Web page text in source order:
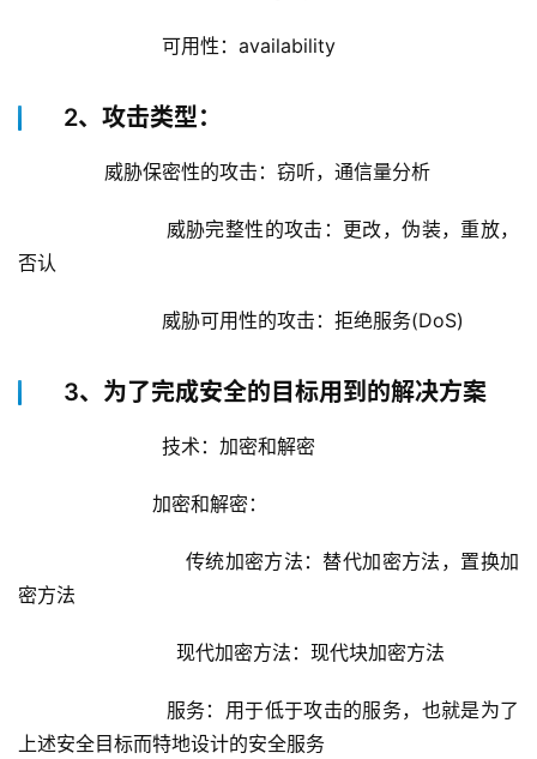
		        可用性：availability
2、攻击类型：
威胁保密性的攻击：窃听，通信量分析
否认
		        威胁可用性的攻击：拒绝服务(DoS)
3、为了完成安全的目标用到的解决方案
		        技术：加密和解密
加密和解密：
传统加密方法：替代加密方法，置换加
密方法
现代加密方法：现代块加密方法
上述安全目标而特地设计的安全服务